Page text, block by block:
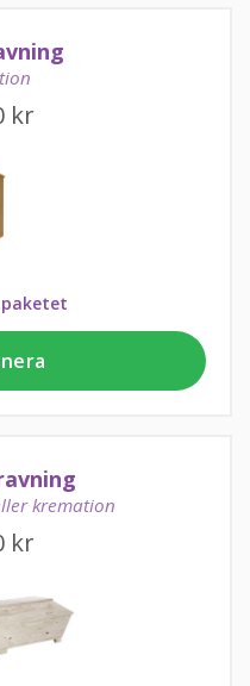
kr
kremation
kr